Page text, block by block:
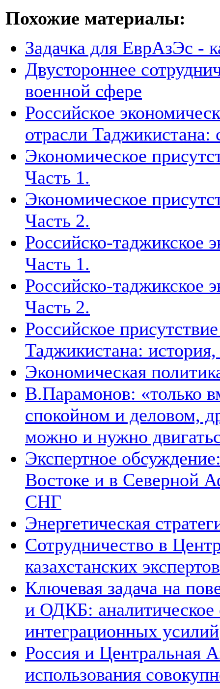
Похожие материалы:
Задачка для ЕврАзЭс -
Двустороннее
военной сфере
Российское
отрасли Таджикистана:
Экономическое
Часть 1.
Экономическое
Часть 2.
Российско-таджикское
Часть 1.
Российско-таджикское
Часть 2.
Российское
Таджикистана:
Экономическая
В.Парамонов: «только
спокойном и деловом,
можно и нужно
Экспертное
Востоке и в Северной
СНГ
Энергетическая
Сотрудничество в
казахстанских экспертов
Ключевая задача на
и ОДКБ: аналитическое
интеграционных усилий
Россия и Центральная
использования